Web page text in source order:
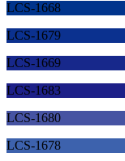
LCS-1668
LCS-1679
LCS-1669
LCS-1683
LCS-1680
LCS-1678